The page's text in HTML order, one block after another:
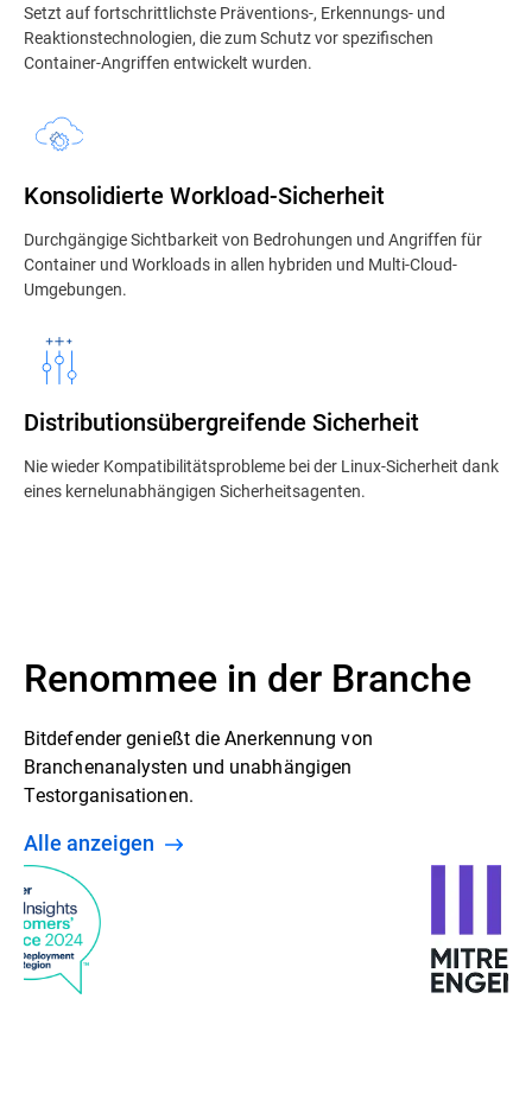
Setzt auf fortschrittlichste Präventions-, Erkennungs- und
Reaktionstechnologien, die zum Schutz vor spezifischen
Container-Angriffen entwickelt wurden.
Konsolidierte Workload-Sicherheit
Durchgängige Sichtbarkeit von Bedrohungen und Angriffen für
Container und Workloads in allen hybriden und Multi-Cloud-
Umgebungen.
Distributionsübergreifende Sicherheit
Nie wieder Kompatibilitätsprobleme bei der Linux-Sicherheit dank
eines kernelunabhängigen Sicherheitsagenten.
Renommee in der Branche
Bitdefender genießt die Anerkennung von
Branchenanalysten und unabhängigen
Testorganisationen.
Alle anzeigen